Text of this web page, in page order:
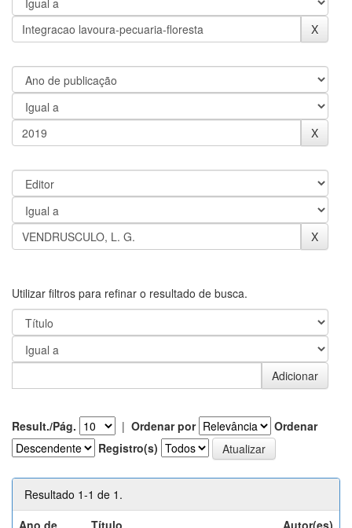
Utilizar filtros para refinar o resultado de busca.
Result./Pág. | Ordenar por
Ordenar
Registro(s)
Resultado 1-1 de 1.
Ano de
Título Autor(es)